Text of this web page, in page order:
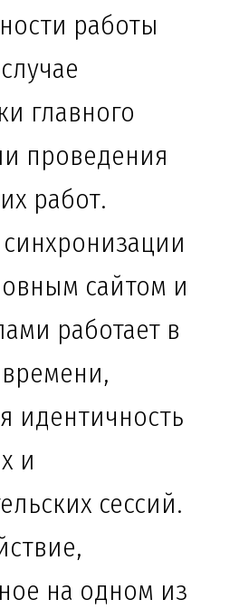
работы
главного
проведения
работ.
сайтом и
работает в
идентичность
и
сессий.
на одном из